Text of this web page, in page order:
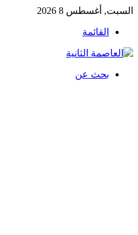
السبت, أغسطس 8 2026
القائمة
بحث عن